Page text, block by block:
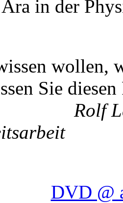
in der
wollen,
Sie
Rolf
DVD @